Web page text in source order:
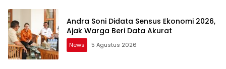
Andra Soni Didata Sensus Ekonomi 2026,
Ajak Warga Beri Data Akurat
News 5 Agustus 2026